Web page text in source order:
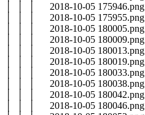
│ │ │ 2018-10-05 175946.png
│ │ │ 2018-10-05 175955.png
│ │ │ 2018-10-05 180005.png
│ │ │ 2018-10-05 180009.png
│ │ │ 2018-10-05 180013.png
│ │ │ 2018-10-05 180019.png
│ │ │ 2018-10-05 180033.png
│ │ │ 2018-10-05 180038.png
│ │ │ 2018-10-05 180042.png
│ │ │ 2018-10-05 180046.png